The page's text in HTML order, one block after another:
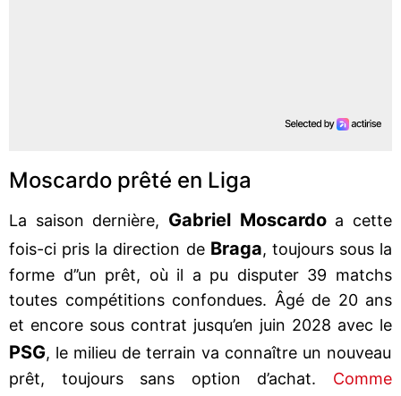
Moscardo prêté en Liga
La saison dernière, Gabriel Moscardoa cette
fois-ci pris la direction de Braga, toujours sous la
forme d’’un prêt, où il a pu disputer 39 matchs
toutes compétitions confondues. Âgé de 20 ans
et encore sous contrat jusqu’en juin 2028 avec le
PSG, le milieu de terrain va connaître un nouveau
prêt, toujours sans option d’achat. Comme